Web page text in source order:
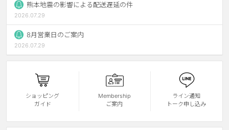
ケア用品
レビュー
EYEしてる
総合掲示板
カスタマーサービス
熊本地震の影響による配送遅延の件
2026.07.29
8月営業日のご案内
2026.07.29
ショッピング
ガイド
Membership
ご案内
ライン通知
トーク申し込み